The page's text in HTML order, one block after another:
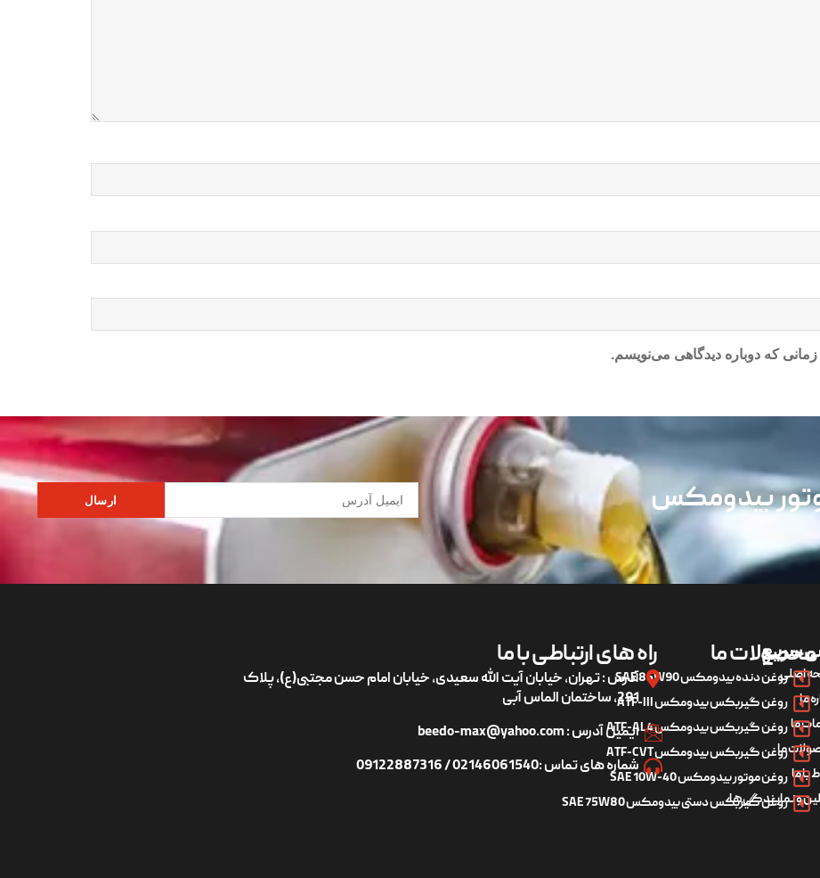
که دوباره دیدگاهی می‌نویسم.
بیدومکس ارسال
سریع
اصلی
ما
ما
ما
با ما
و نمایندگی‌ها
محصولات ما
روغن دنده بیدومکس SAE 85W90
روغن گیربکس بیدومکس ATF-III
روغن گیربکس بیدومکس ATF-AL4
روغن گیربکس بیدومکس ATF-CVT
روغن موتور بیدومکس SAE 10W-40
روغن گیربکس دستی بیدومکس SAE 75W80
راه های ارتباطی با ما
آدرس : تهران، خیابان آیت الله سعیدی، خیابان امام حسن مجتبی(ع)، پلاک
291، ساختمان الماس آبی
ایمیل آدرس : beedo-max@yahoo.com
شماره های تماس :02146061540 / 09122887316